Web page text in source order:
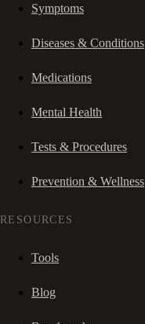
Symptoms
Diseases & Conditions
Medications
Mental Health
Tests & Procedures
Prevention & Wellness
RESOURCES
Tools
Blog